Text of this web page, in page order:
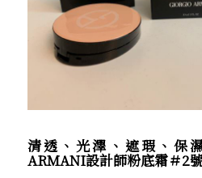
清透、光澤、遮瑕、保
ARMANI設計師粉底霜＃2